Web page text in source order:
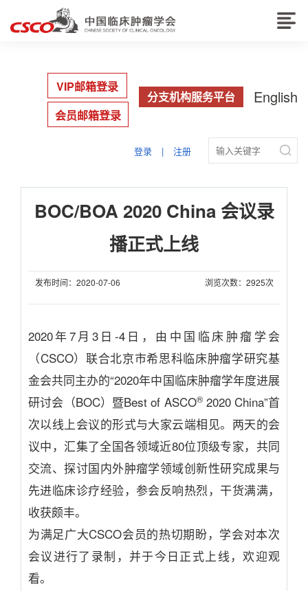
English
分支机构服务平台
VIP邮箱登录
会员邮箱登录

登录 | 注册
BOC/BOA 2020 China 会议录
播正式上线
发布时间：2020-07-06 浏览次数：2925次
2020年7月3日-4日，由中国临床肿瘤学会
（CSCO）联合北京市希思科临床肿瘤学研究基
金会共同主办的“2020年中国临床肿瘤学年度进展
研讨会（BOC）暨Best of ASCO®2020 China”首
次以线上会议的形式与大家云端相见。两天的会
议中，汇集了全国各领域近80位顶级专家，共同
交流、探讨国内外肿瘤学领域创新性研究成果与
先进临床诊疗经验，参会反响热烈，干货满满，
收获颇丰。
为满足广大CSCO会员的热切期盼，学会对本次
会议进行了录制，并于今日正式上线，欢迎观
看。